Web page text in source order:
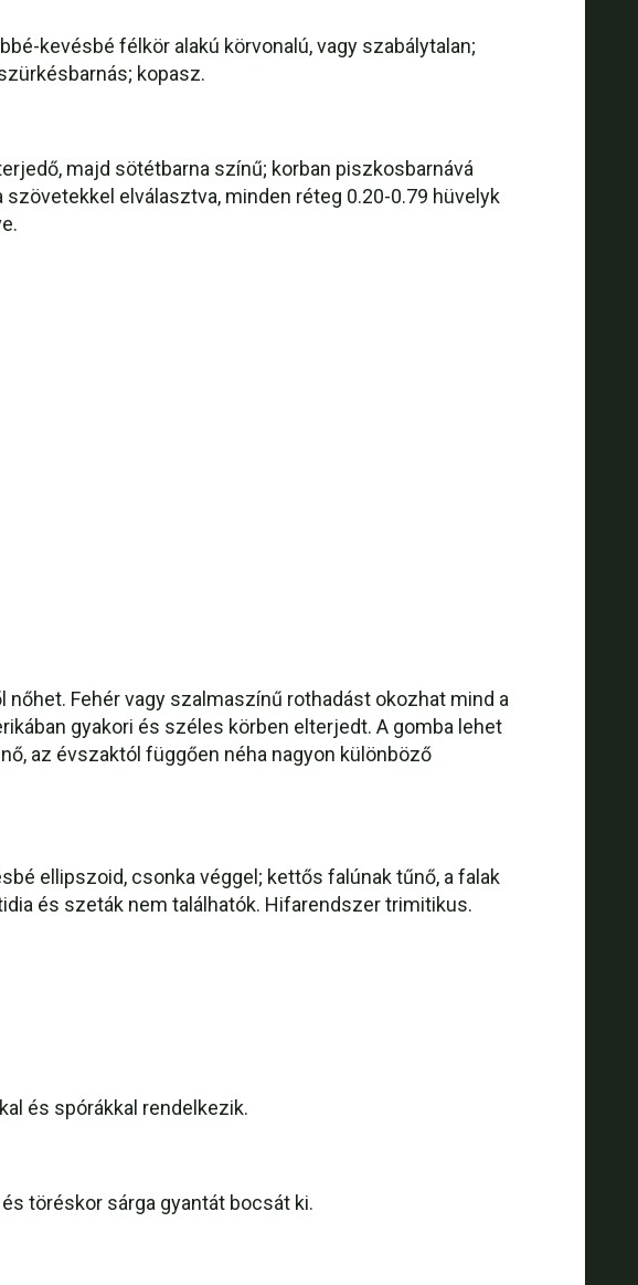
kevésbé félkör alakú körvonalú, vagy szabálytalan;
kopasz.
majd sötétbarna színű; korban piszkosbarnává
elválasztva, minden réteg 0.20-0.79 hüvelyk
Fehér vagy szalmaszínű rothadást okozhat mind a
gyakori és széles körben elterjedt. A gomba lehet
az évszaktól függően néha nagyon különböző
ellipszoid, csonka véggel; kettős falúnak tűnő, a falak
és szeták nem találhatók. Hifarendszer trimitikus.
és spórákkal rendelkezik.
töréskor sárga gyantát bocsát ki.